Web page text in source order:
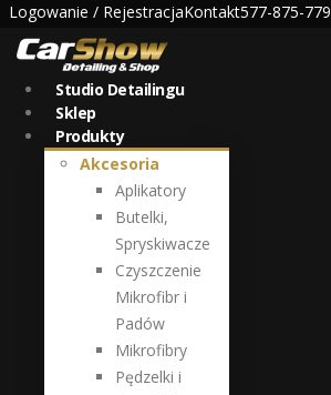
Logowanie / RejestracjaKontakt577-875-779
Studio Detailingu
Sklep
Produkty
Akcesoria
Aplikatory
Butelki,
Spryskiwacze
Czyszczenie
Mikrofibr i
Padów
Mikrofibry
Pędzelki i